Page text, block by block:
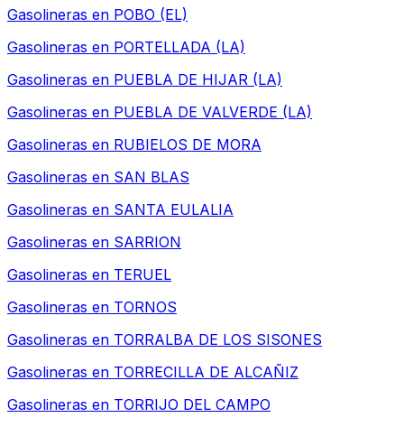
Gasolineras en POBO (EL)
Gasolineras en PORTELLADA (LA)
Gasolineras en PUEBLA DE HIJAR (LA)
Gasolineras en PUEBLA DE VALVERDE (LA)
Gasolineras en RUBIELOS DE MORA
Gasolineras en SAN BLAS
Gasolineras en SANTA EULALIA
Gasolineras en SARRION
Gasolineras en TERUEL
Gasolineras en TORNOS
Gasolineras en TORRALBA DE LOS SISONES
Gasolineras en TORRECILLA DE ALCAÑIZ
Gasolineras en TORRIJO DEL CAMPO